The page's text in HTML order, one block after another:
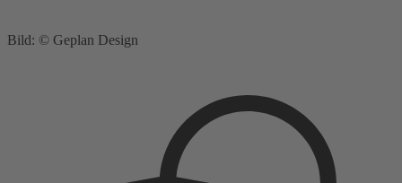
Bild: © Geplan Design